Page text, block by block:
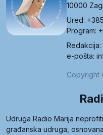
10000
Ured:
Program:
e-pošta:
Copyright
Udruga Radio Marija
građanska udruga,